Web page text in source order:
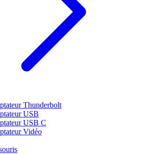
Thunderbolt
USB
USB C
Vidéo